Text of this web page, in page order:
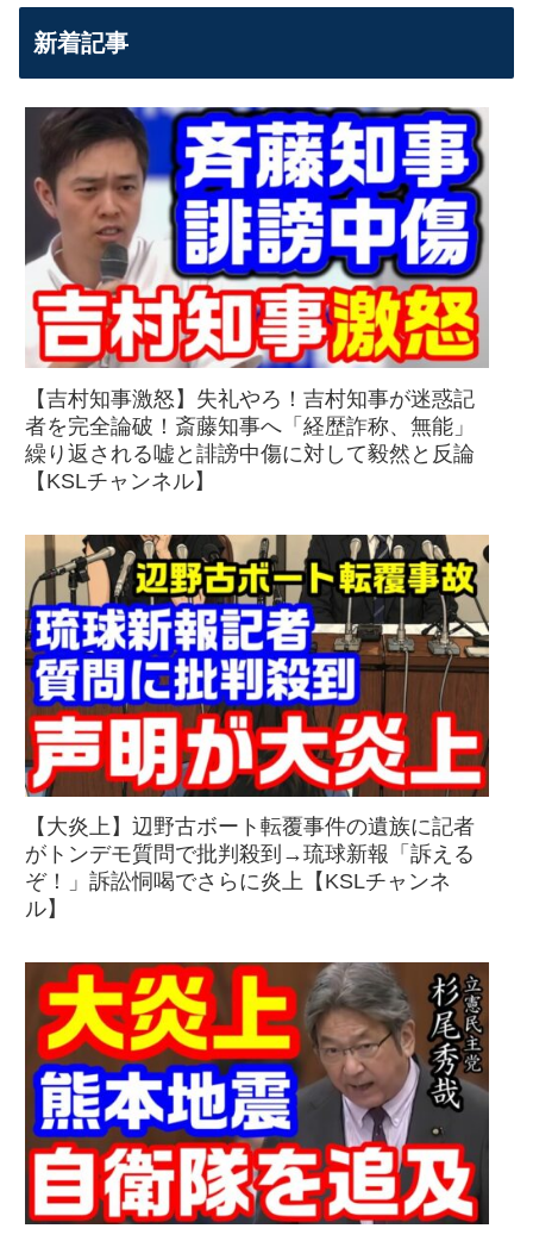
新着記事
【吉村知事激怒】失礼やろ！吉村知事が迷惑記
者を完全論破！斎藤知事へ「経歴詐称、無能」
繰り返される嘘と誹謗中傷に対して毅然と反論
【KSLチャンネル】
【大炎上】辺野古ボート転覆事件の遺族に記者
がトンデモ質問で批判殺到→琉球新報「訴える
ぞ！」訴訟恫喝でさらに炎上【KSLチャンネ
ル】